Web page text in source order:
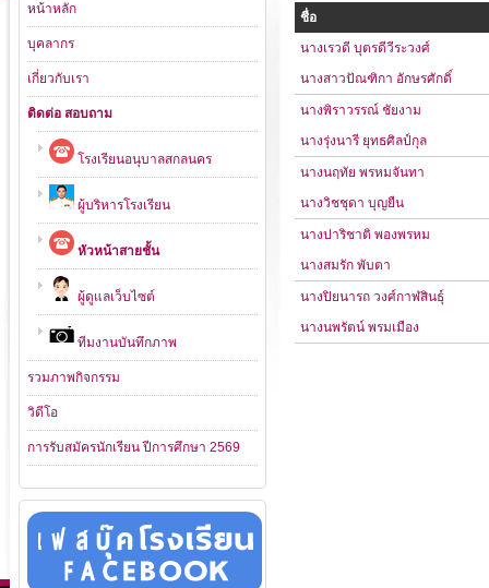
ชื่อ
นางเรวดี บุตรดีวีระวงศ์
นางสาวปัณฑิกา อักษรศักดิ์
นางพิราวรรณ์ ชัยงาม
นางรุ่งนารี ยุทธศิลป์กุล
นางนฤทัย พรหมจันทา
นางวิชชุดา บุญยืน
นางปาริชาติ พองพรหม
นางสมรัก พับตา
นางปิยนารถ วงศ์กาฬสินธุ์
นางนพรัตน์ พรมเมือง
หน้าหลัก
บุคลากร
เกี่ยวกับเรา
ติดต่อ สอบถาม
โรงเรียนอนุบาลสกลนคร
ผู้บริหารโรงเรียน
หัวหน้าสายชั้น
ผู้ดูแลเว็บไซต์
ทีมงานบันทึกภาพ
รวมภาพกิจกรรม
วิดีโอ
การรับสมัครนักเรียน ปีการศึกษา 2569